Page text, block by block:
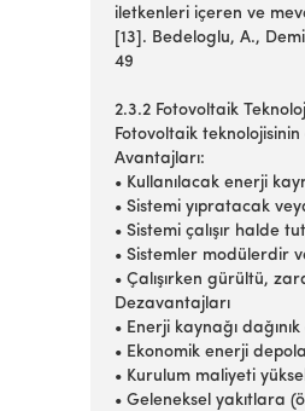
iletkenleri içeren ve
[13]. Bedeloglu, A.,
49
2.3.2 Fotovoltaik
Fotovoltaik
Avantajları:
• Kullanılacak enerji
• Sistemi yıpratacak
• Sistemi çalışır halde
• Sistemler modülerdir
• Çalışırken gürültü,
Dezavantajları
• Enerji kaynağı
• Ekonomik enerji
• Kurulum maliyeti
• Geleneksel yakıtlara